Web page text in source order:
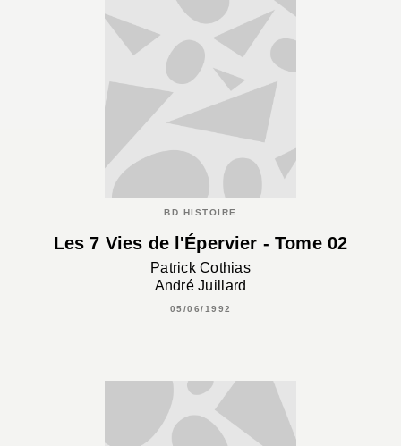
BD HISTOIRE
Les 7 Vies de l'Épervier - Tome 02
Patrick Cothias
André Juillard
05/06/1992